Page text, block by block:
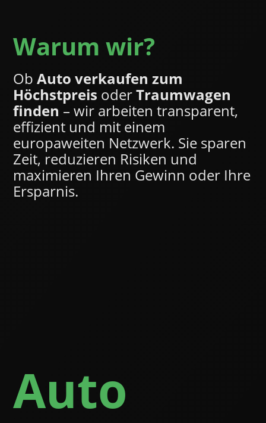
Warum wir?
ObAuto verkaufen zum
Höchstpreis oderTraumwagen
finden – wir arbeiten transparent,
effizient und mit einem
europaweiten Netzwerk. Sie sparen
Zeit, reduzieren Risiken und
maximieren Ihren Gewinn oder Ihre
Ersparnis.
Auto